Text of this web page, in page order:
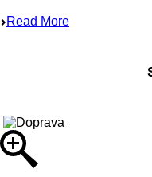
Read More